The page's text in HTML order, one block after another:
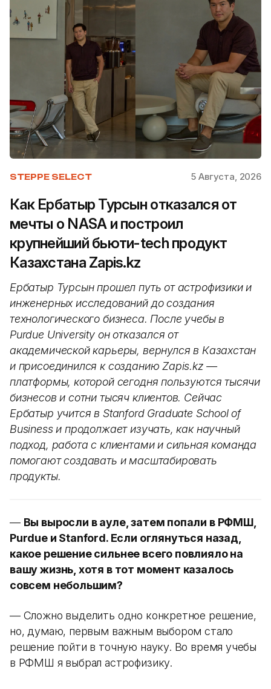
STEPPE SELECT 5 Августа, 2026
Как Ербатыр Турсын отказался от
мечты о NASA и построил
крупнейший бьюти-tech продукт
Казахстана Zapis.kz
Ербатыр Турсын прошел путь от астрофизики и
инженерных исследований до создания
технологического бизнеса. После учебы в
Purdue University он отказался от
академической карьеры, вернулся в Казахстан
и присоединился к созданию Zapis.kz —
платформы, которой сегодня пользуются тысячи
бизнесов и сотни тысяч клиентов. Сейчас
Ербатыр учится в Stanford Graduate School of
Business и продолжает изучать, как научный
подход, работа с клиентами и сильная команда
помогают создавать и масштабировать
продукты.
— Вы выросли в ауле, затем попали в РФМШ,
Purdue и Stanford. Если оглянуться назад,
какое решение сильнее всего повлияло на
вашу жизнь, хотя в тот момент казалось
совсем небольшим?
— Сложно выделить одно конкретное решение,
но, думаю, первым важным выбором стало
решение пойти в точную науку. Во время учебы
в РФМШ я выбрал астрофизику.